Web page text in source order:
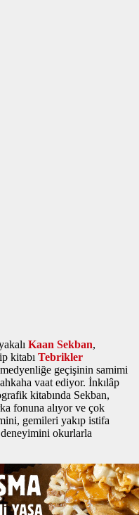
Kaan Sekban,
kitabı Tebrikler
geçişinin samimi
vaat ediyor. İnkılâp
kitabında Sekban,
fonuna alıyor ve çok
gemileri yakıp istifa
okurlarla